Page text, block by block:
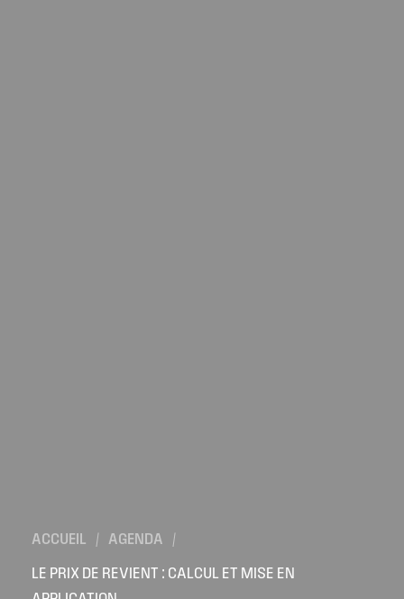
ACCUEIL / AGENDA
/
LE PRIX DE REVIENT : CALCUL ET MISE EN